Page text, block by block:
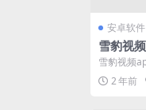
安卓软件
雪豹视
会员版
雪豹视频
片都能直
他的平台
2 年前